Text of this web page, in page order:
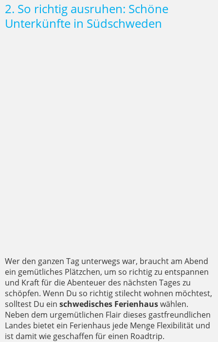
2. So richtig ausruhen: Schöne
Unterkünfte in Südschweden
Wer den ganzen Tag unterwegs war, braucht am Abend
ein gemütliches Plätzchen, um so richtig zu entspannen
und Kraft für die Abenteuer des nächsten Tages zu
schöpfen. Wenn Du so richtig stilecht wohnen möchtest,
solltest Du ein schwedisches Ferienhauswählen.
Neben dem urgemütlichen Flair dieses gastfreundlichen
Landes bietet ein Ferienhaus jede Menge Flexibilität und
ist damit wie geschaffen für einen Roadtrip.